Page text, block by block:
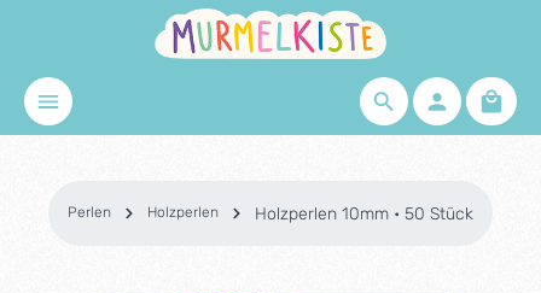
Zum Hauptinhalt springen
Perlen Holzperlen Holzperlen 10mm • 50 Stück